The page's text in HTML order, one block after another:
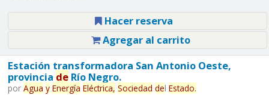
Hacer reserva
Agregar al carrito
Estación transformadora San Antonio Oeste,
provincia deRío Negro.
por Agua y Energía Eléctrica, Sociedad del Estado.